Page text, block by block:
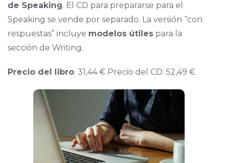
de Speaking. El CD para prepararse para el
Speaking se vende por separado. La versión “con
respuestas” incluye modelos útilespara la
sección de Writing.
Precio del libro: 31,44 € Precio del CD: 52,49 €